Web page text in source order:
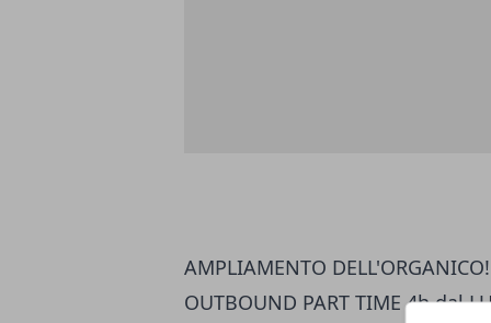
AMPLIAMENTO
OUTBOUND PART TIME 4h dal